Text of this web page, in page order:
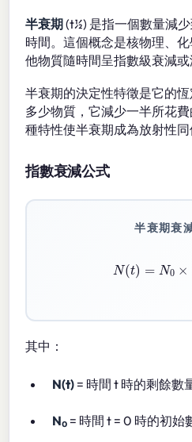
半衰期(t½) 是指一個數量減
時間。這個概念是核物理、
他物質隨時間呈指數級衰減或
半衰期的決定性特徵是它的
多少物質，它減少一半所花
種特性使半衰期成為放射性同
指數衰減公式
半衰期衰
其中：
N(t) = 時間 t 時的剩餘數
N₀ = 時間 t = 0 時的初始